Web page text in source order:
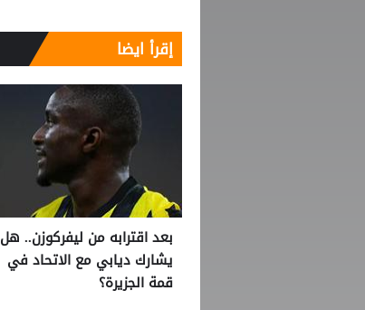
إقرأ ايضا
بعد اقترابه من ليفركوزن.. هل
يشارك ديابي مع الاتحاد في
قمة الجزيرة؟